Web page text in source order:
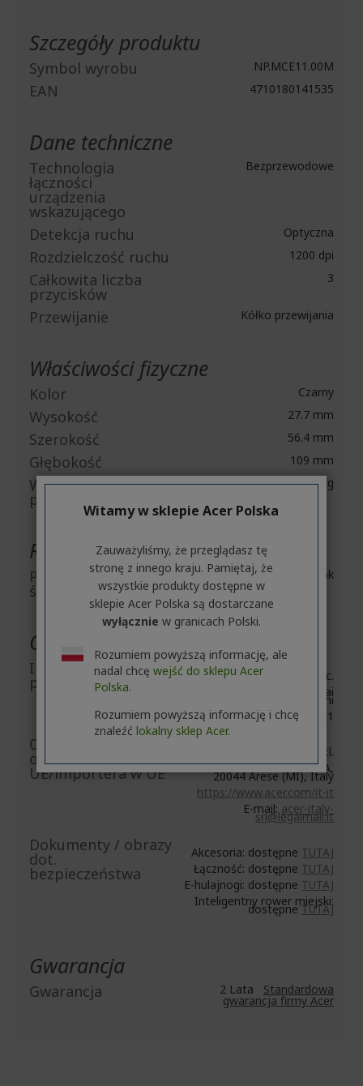
Szczegóły produktu
Symbol wyrobu NP.MCE11.00M
EAN 4710180141535
Dane techniczne
Technologia
łączności
urządzenia
wskazującego
Bezprzewodowe
Detekcja ruchu Optyczna
Rozdzielczość ruchu 1200 dpi
Całkowita liczba
przycisków
3
Przewijanie Kółko przewijania
Właściwości fizyczne
Kolor Czarny
Wysokość 27.7 mm
Szerokość 56.4 mm
Głębokość 109 mm
Waga (w
przybliżeniu)
58.4 g
Różne
Przyjazny
środowisku
Tak
Ogólne informacje produktu
Informacje
producenta
Acer Inc.
8F, No. 88, Section 1, Xin Tai
5th Road, Xizhi
New Taipei City 221
Osoby
odpowiedzialnej w
UE/importera w UE
Acer Italy S.r.l.
Viale delle Industrie 1/A,
20044 Arese (MI), Italy
https://www.acer.com/it-it
E-mail:acer-italy-
srl@legalmail.it
Dokumenty / obrazy
dot.
bezpieczeństwa
Akcesoria: dostępne TUTAJ
Łączność: dostępne TUTAJ
E-hulajnogi: dostępne TUTAJ
Inteligentny rower miejski:
dostępneTUTAJ
Gwarancja
Gwarancja 2 Lata Standardowa
gwarancja firmy Acer
Witamy w sklepie Acer Polska
Zauważyliśmy, że przeglądasz tę
stronę z innego kraju. Pamiętaj, że
wszystkie produkty dostępne w
sklepie Acer Polska są dostarczane
wyłącznie w granicach Polski.
Rozumiem powyższą informację, ale
nadal chcę wejść do sklepu Acer
Polska.
Rozumiem powyższą informację i chcę
znaleźć lokalny sklep Acer.